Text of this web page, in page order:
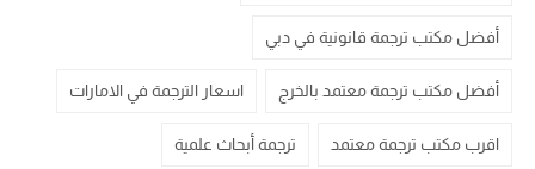
أفضل مكتب ترجمة قانونية في دبي
أفضل مكتب ترجمة معتمد بالخرج اسعار الترجمة في الامارات
اقرب مكتب ترجمة معتمد ترجمة أبحاث علمية